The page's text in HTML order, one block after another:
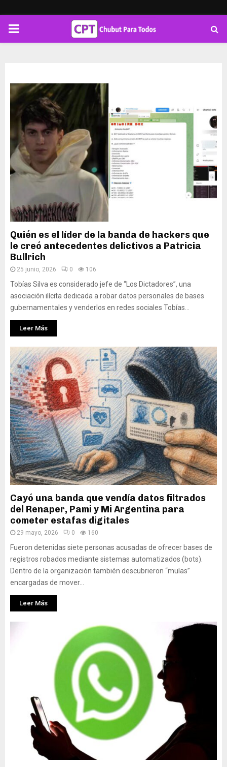
PRIMARY
Quién es el líder de la banda de hackers que
le creó antecedentes delictivos a Patricia
Bullrich
25 junio, 2026 0 106
Tobías Silva es considerado jefe de “Los Dictadores”, una
asociación ilícita dedicada a robar datos personales de bases
gubernamentales y venderlos en redes sociales Tobías...
Leer Más
Cayó una banda que vendía datos filtrados
del Renaper, Pami y Mi Argentina para
cometer estafas digitales
29 mayo, 2026 0 160
Fueron detenidas siete personas acusadas de ofrecer bases de
registros robados mediante sistemas automatizados (bots).
Dentro de la organización también descubrieron “mulas”
encargadas de mover...
Leer Más